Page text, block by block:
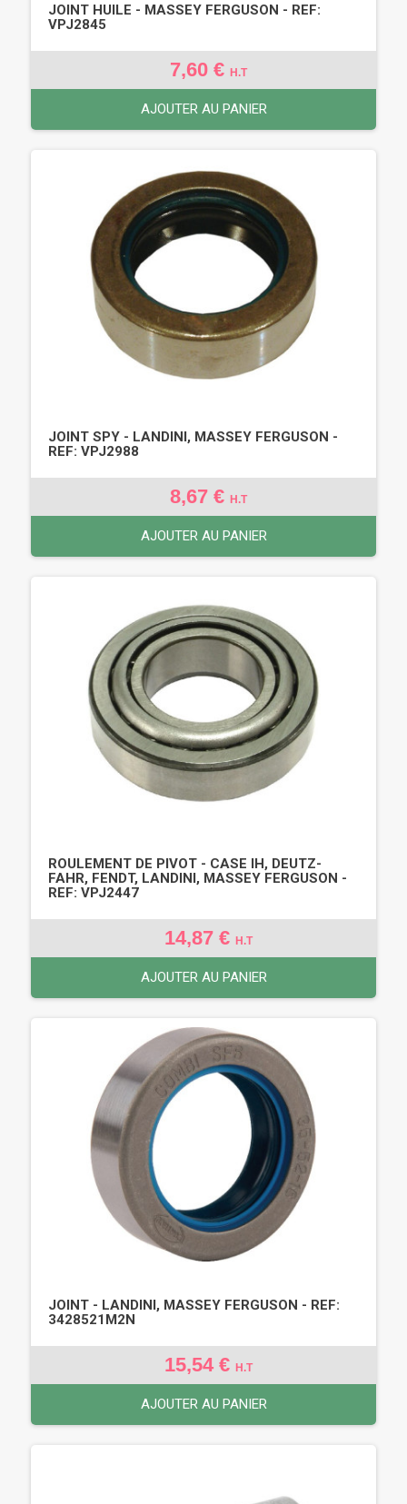
JOINT HUILE - MASSEY FERGUSON - REF:
VPJ2845
7,60 € H.T
AJOUTER AU PANIER
JOINT SPY - LANDINI, MASSEY FERGUSON -
REF: VPJ2988
8,67 € H.T
AJOUTER AU PANIER
ROULEMENT DE PIVOT - CASE IH, DEUTZ-
FAHR, FENDT, LANDINI, MASSEY FERGUSON -
REF: VPJ2447
14,87 € H.T
AJOUTER AU PANIER
JOINT - LANDINI, MASSEY FERGUSON - REF:
3428521M2N
15,54 € H.T
AJOUTER AU PANIER